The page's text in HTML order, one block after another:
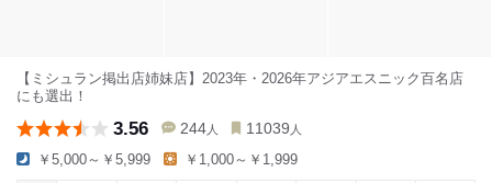
【ミシュラン掲出店姉妹店】2023年・2026年アジアエスニック百名店
にも選出！
3.56 244 人 11039 人
￥5,000～￥5,999 ￥1,000～￥1,999